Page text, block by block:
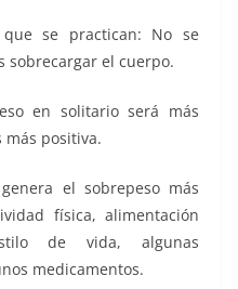
se practican: No se
sobrecargar el cuerpo.
en solitario será más
positiva.
el sobrepeso más
física, alimentación
de vida, algunas
medicamentos.